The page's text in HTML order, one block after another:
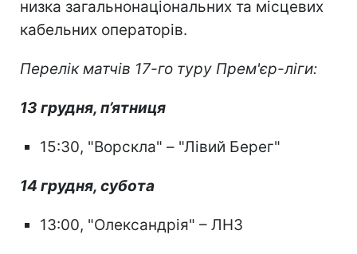
низка загальнонаціональних та місцевих
кабельних операторів.
Перелік матчів 17-го туру Прем'єр-ліги:
13 грудня, п’ятниця
15:30, "Ворскла" – "Лівий Берег"
14 грудня, субота
13:00, "Олександрія" – ЛНЗ